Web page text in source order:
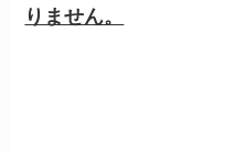
りません。